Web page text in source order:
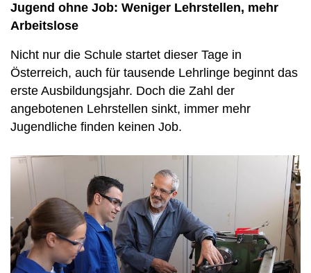
Jugend ohne Job: Weniger Lehrstellen, mehr
Arbeitslose
Nicht nur die Schule startet dieser Tage in
Österreich, auch für tausende Lehrlinge beginnt das
erste Ausbildungsjahr. Doch die Zahl der
angebotenen Lehrstellen sinkt, immer mehr
Jugendliche finden keinen Job.